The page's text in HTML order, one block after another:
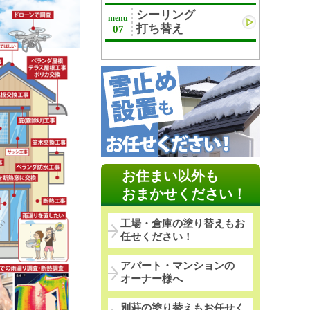
menu
07
シーリング
打ち替え
お住まい以外も
おまかせください！
工場・倉庫の塗り替えもお
任せください！
アパート・マンションの
オーナー様へ